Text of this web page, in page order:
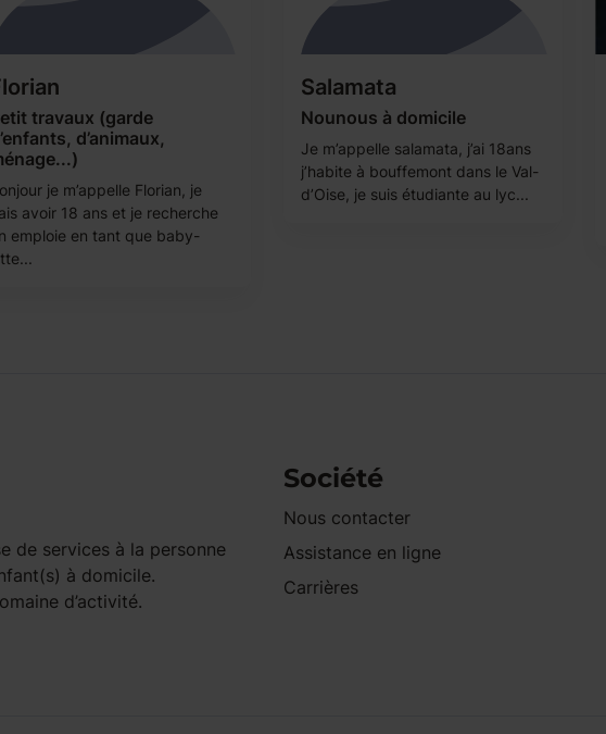
travaux (garde
d’animaux,
je m’appelle Florian, je
avoir 18 ans et je recherche
emploie en tant que baby-
Salamata
Nounous à domicile
Je m’appelle salamata, j’ai 18ans
j’habite à bouffemont dans le Val-
d’Oise, je suis étudiante au lyc...
de services à la personne
à domicile.
d’activité.
Société
Nous contacter
Assistance en ligne
Carrières